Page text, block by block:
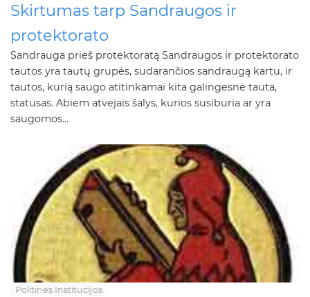
Skirtumas tarp Sandraugos ir
protektorato
Sandrauga prieš protektoratą Sandraugos ir protektorato
tautos yra tautų grupės, sudarančios sandraugą kartu, ir
tautos, kurią saugo atitinkamai kita galingesnė tauta,
statusas. Abiem atvejais šalys, kurios susiburia ar yra
saugomos...
Politinės Institucijos